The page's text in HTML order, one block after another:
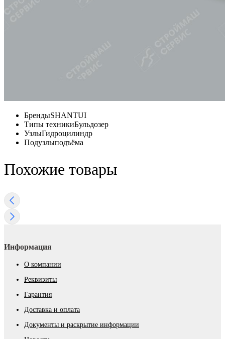
БрендыSHANTUI
Типы техникиБульдозер
УзлыГидроцилиндр
Подузлыподъёма
Похожие товары
Информация
О компании
Реквизиты
Гарантия
Доставка и оплата
Документы и раскрытие информации